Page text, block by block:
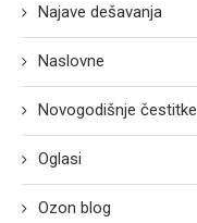
Najave dešavanja
Naslovne
Novogodišnje čestitke
Oglasi
Ozon blog